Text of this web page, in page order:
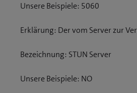
Unsere Beispiele: 5060
Erklärung: Der vom Server zur
Bezeichnung: STUN Server
Unsere Beispiele: NO